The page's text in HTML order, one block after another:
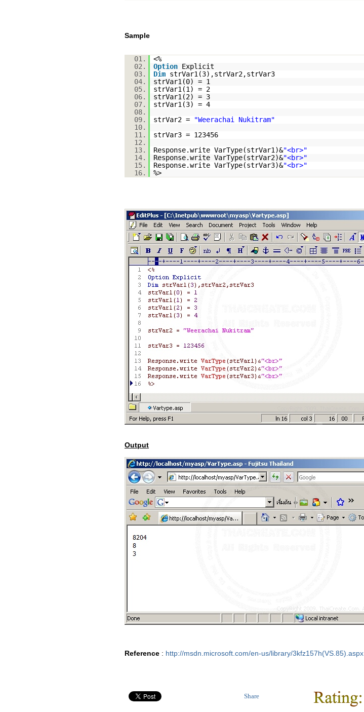
Sample
01.
<%
02.
Option Explicit
03.
Dim strVar1(3),strVar2,strVar3
04.
strVar1(0) = 1
05.
strVar1(1) = 2
06.
strVar1(2) = 3
07.
strVar1(3) = 4
08.
09.
strVar2 =
"Weerachai Nukitram"
10.
11.
strVar3 = 123456
12.
13.
Response.write VarType(strVar1)&"<br>"
14.
Response.write VarType(strVar2)&"<br>"
15.
Response.write VarType(strVar3)&"<br>"
16.
%>
Output
Reference : http://msdn.microsoft.com/en-us/library/3kfz157h(VS.85).aspx
Share